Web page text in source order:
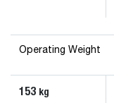
Operating Weight
153 kg